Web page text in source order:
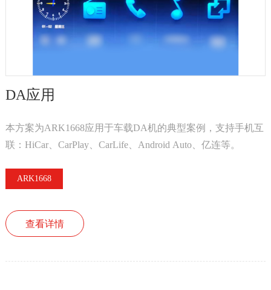
DA应用
本方案为ARK1668应用于车载DA机的典型案例，支持手机互
联：HiCar、CarPlay、CarLife、Android Auto、亿连等。
ARK1668
查看详情